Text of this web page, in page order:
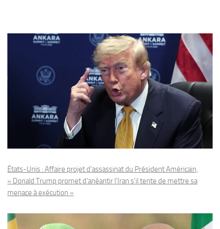
États-Unis : Affaire projet d’assassinat du Président Américain,
« Donald Trump promet d’anéantir l’Iran s’il tente de mettre sa
menace à exécution »